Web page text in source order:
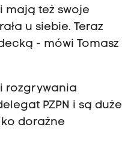
mają też swoje
u siebie. Teraz
- mówi Tomasz
rozgrywania
PZPN i są duże
doraźne